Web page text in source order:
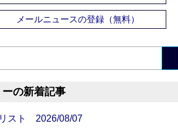
メールニュースの登録（無料）
の新着記事
スト 2026/08/07